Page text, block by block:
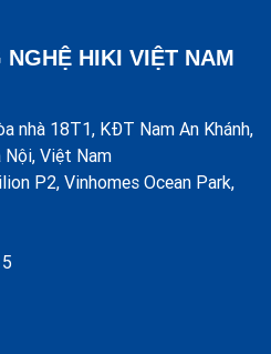
HIKI VIỆT NAM
nhà 18T1, KĐT Nam An Khánh,
Nội, Việt Nam
P2, Vinhomes Ocean Park,